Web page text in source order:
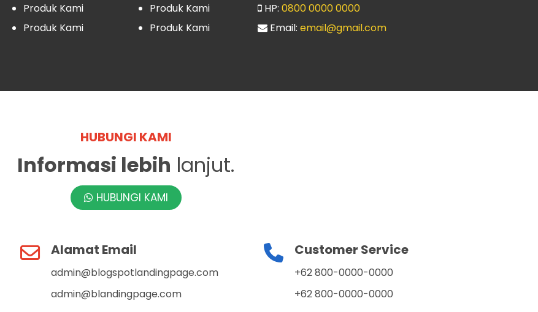
Produk Kami
Produk Kami
Produk Kami
Produk Kami
HP: 0800 0000 0000
Email: email@gmail.com
HUBUNGI KAMI
Informasi lebih lanjut.
HUBUNGI KAMI
Alamat Email
admin@blogspotlandingpage.com
admin@blandingpage.com
Customer Service
+62 800-0000-0000
+62 800-0000-0000